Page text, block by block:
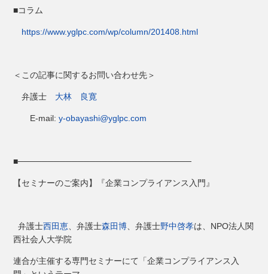
■コラム
https://www.yglpc.com/wp/column/201408.html
＜この記事に関するお問い合わせ先＞
弁護士 大林 良寛
E-mail:y-obayashi@yglpc.com
■─────────────────────────────
【セミナーのご案内】『企業コンプライアンス入門』
弁護士西田恵 、弁護士森田博 、弁護士野中啓孝は、NPO法人関
西社会人大学院
連合が主催する専門セミナーにて「企業コンプライアンス入